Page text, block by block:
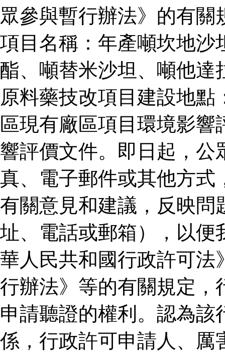
眾參與暫行辦法》的有
項目名稱：年產噸坎地沙
酯、噸替米沙坦、噸他達
原料藥技改項目建設地
區現有廠區項目環境影
響評價文件。即日起，公
真、電子郵件或其他方式
有關意見和建議，反映問
址、電話或郵箱），以便
華人民共和國行政許可法
行辦法》等的有關規定，
申請聽證的權利。認為
係，行政許可申請人、厲